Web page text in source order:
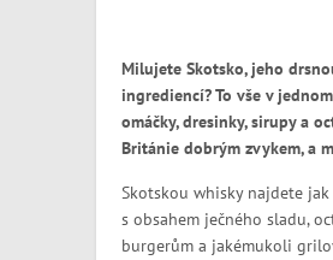
Milujete Skotsko, jeho
ingrediencí? To vše v
omáčky, dresinky, sirupy a
Británie dobrým zvykem, a
Skotskou whisky najdete
s obsahem ječného sladu,
burgerům a jakémukoli